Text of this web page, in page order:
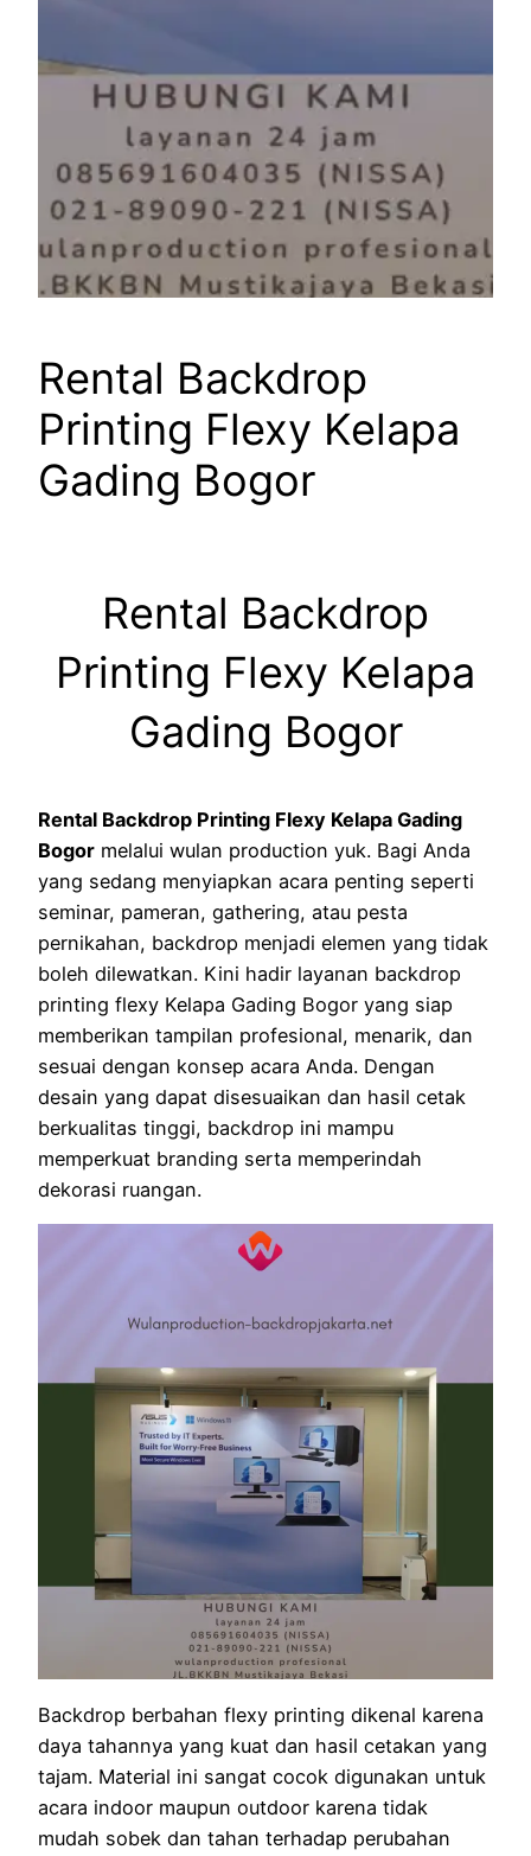
Rental Backdrop
Printing Flexy Kelapa
Gading Bogor
Rental Backdrop
Printing Flexy Kelapa
Gading Bogor
Rental Backdrop Printing Flexy Kelapa Gading
Bogor melalui wulan production yuk. Bagi Anda
yang sedang menyiapkan acara penting seperti
seminar, pameran, gathering, atau pesta
pernikahan, backdrop menjadi elemen yang tidak
boleh dilewatkan. Kini hadir layanan backdrop
printing flexy Kelapa Gading Bogor yang siap
memberikan tampilan profesional, menarik, dan
sesuai dengan konsep acara Anda. Dengan
desain yang dapat disesuaikan dan hasil cetak
berkualitas tinggi, backdrop ini mampu
memperkuat branding serta memperindah
dekorasi ruangan.
Backdrop berbahan flexy printing dikenal karena
daya tahannya yang kuat dan hasil cetakan yang
tajam. Material ini sangat cocok digunakan untuk
acara indoor maupun outdoor karena tidak
mudah sobek dan tahan terhadap perubahan